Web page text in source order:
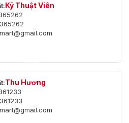
Kỹ Thuật Viên
Thu Hương